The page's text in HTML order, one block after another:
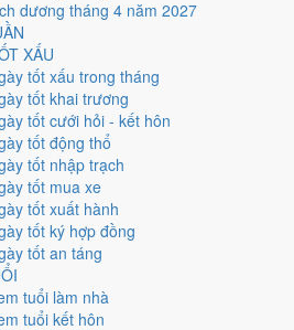
dương tháng 4 năm 2027
XẤU
tốt xấu trong tháng
tốt khai trương
tốt cưới hỏi - kết hôn
tốt động thổ
tốt nhập trạch
tốt mua xe
tốt xuất hành
tốt ký hợp đồng
tốt an táng
tuổi làm nhà
tuổi kết hôn
2026